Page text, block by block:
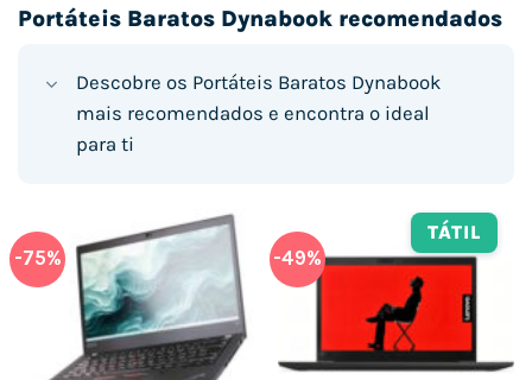
Portáteis Baratos Dynabook recomendados
Descobre os Portáteis Baratos Dynabook
mais recomendados e encontra o ideal
para ti
-75% -49%
TÁTIL